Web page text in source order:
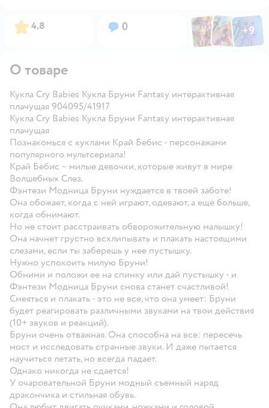
Рейтинг:
4,8 Вопросов:
0 ФотоФотоФото
+9
Открыть
О товаре
Кукла Cry Babies Кукла Бруни Fantasy интерактивная
плачущая 904095/41917
Кукла Cry Babies Кукла Бруни Fantasy интерактивная
плачущая
Познакомься с куклами Край Бебис - персонажами
популярного мультсериала!
Край Бебис – милые девочки, которые живут в мире
Волшебных Слез.
Фэнтези Модница Бруни нуждается в твоей заботе!
Она обожает, когда с ней играют, одевают, а еще больше,
когда обнимают.
Но не стоит расстраивать обворожительную малышку!
Она начнет грустно всхлипывать и плакать настоящими
слезами, если ты заберешь у нее пустышку.
Нужно успокоить милую Бруни!
Обними и положи ее на спинку или дай пустышку - и
Фэнтези Модница Бруни снова станет счастливой!
Смеяться и плакать - это не все, что она умеет: Бруни
будет реагировать различными звуками на твои действия
(10+ звуков и реакций).
Бруни очень отважная. Она способна на все: пересечь
мост и исследовать странные звуки. И даже пытается
научиться летать, но всегда падает.
Однако никогда не сдается!
У очаровательной Бруни модный съемный наряд
дракончика и стильная обувь.